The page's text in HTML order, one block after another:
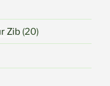
Zib (20)